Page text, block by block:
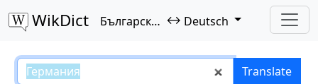
WikDict Български език ↔ Deutsch
Германия – Български Translate